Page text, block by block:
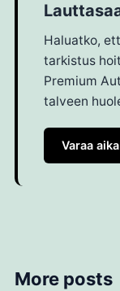
Haluatko,
tarkistus
Premium
talveen
Varaa aika
More posts